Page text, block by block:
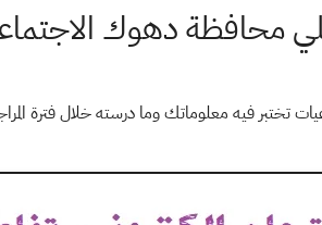
محافظة دهوك
تختبر فيه معلوماتك وما درسته خلال فترة